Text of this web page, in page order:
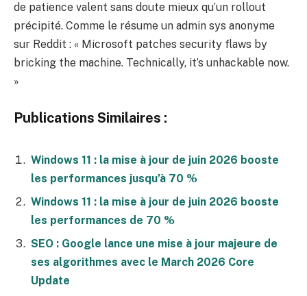
de patience valent sans doute mieux qu’un rollout
précipité. Comme le résume un admin sys anonyme
sur Reddit : « Microsoft patches security flaws by
bricking the machine. Technically, it’s unhackable now.
»
Publications Similaires :
Windows 11 : la mise à jour de juin 2026 booste
les performances jusqu’à 70 %
Windows 11 : la mise à jour de juin 2026 booste
les performances de 70 %
SEO : Google lance une mise à jour majeure de
ses algorithmes avec le March 2026 Core
Update